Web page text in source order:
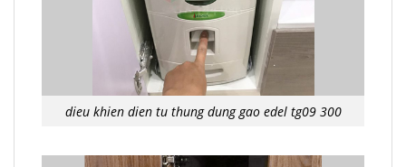
dieu khien dien tu thung dung gao edel tg09 300